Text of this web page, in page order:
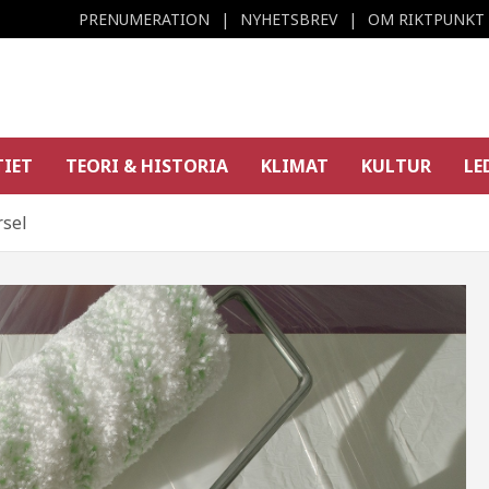
PRENUMERATION NYHETSBREV OM RIKTPUNKT
TEORI & HISTORIA KLIMAT KULTUR